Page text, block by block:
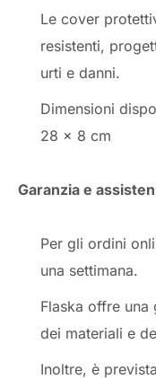
Le cover
resistenti,
urti e danni.
Dimensioni
28 x 8 cm
Garanzia e
Per gli ordini
una settimana.
Flaska offre una
dei materiali e
Inoltre, è